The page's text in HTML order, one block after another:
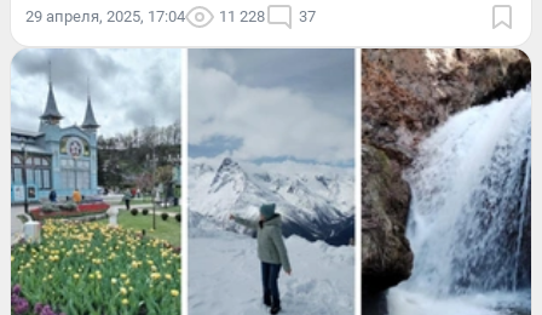
29 апреля, 2025, 17:04 11 228 37